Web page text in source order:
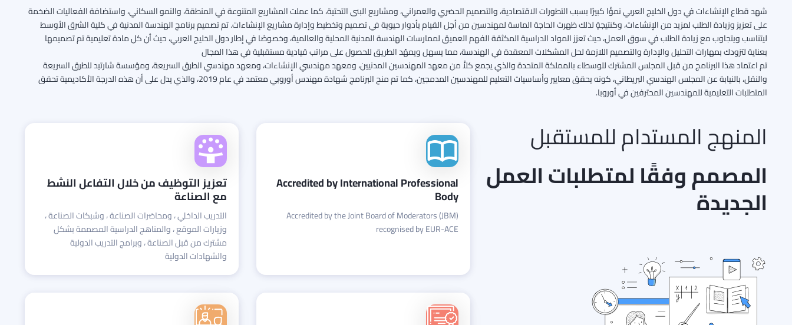
شهد قطاع الإنشاءات في دول الخليج العربي نموًّا كبيرًا بسبب التطورات الاقتصادية، والتصميم الحضري والعمراني، ومشاريع البنى التحتية، كما عملت المشاريع المتنوعة في المنطقة، والنمو السكاني، واستضافة الفعاليات الضخمة
على تعزيز وزيادة الطلب لمزيد من الإنشاءات، وكنتيجةٍ لذلك ظهرت الحاجة الماسة لمهندسين من أجل القيام بأدوار حيوية في تصميم وتخطيط وإدارة مشاريع الإنشاءات. تم تصميم برنامج الهندسة المدنية في كلية الشرق الأوسط
ليتناسب ويتجاوب مع زيادة الطلب في سوق العمل، حيث تعزز المواد الدراسية المكثقة الفهم العميق لممارسات الهندسة المدنية المحلية والعالمية، وخصوصًا في إطار دول الخليج العربي، حيث أن كل مادة تعليمية تم تصميمها
بعناية لتزودك بمهارات التحليل والإدارة والتصميم اللازمة لحل المشكلات المعقدة في الهندسة، مما يسهل ويمهّد الطريق للحصول على مراتب قيادية مستقبلية في هذا المجال
تم اعتماد هذا البرنامج من قبل المجلس المشترك للوسطاء بالمملكة المتحدة والذي يجمع كلاًّ من معهد المهندسين المدنيين، ومعهد مهندسي الإنشاءات، ومعهد مهندسي الطرق السريعة، ومؤسسة شارتيد للطرق السريعة
والنقل، بالنيابة عن المجلس الهندسي البريطاني، كونه يحقق معايير وأساسيات التعليم للمهندسين المدمجين، كما تم منح البرنامج شهادة مهندس أوروبي معتمد في عام 2019، والذي يدل على أن هذه الدرجة الأكاديمية تحقق
المتطلبات التعليمية للمهندسين المحترفين في أوروبا.
المنهج المستدام للمستقبل
المصمم وفقًا لمتطلبات العمل
الجديدة Accredited by International Professional
Body
Accredited by the Joint Board of Moderators (JBM)
recognised by EUR-ACE
تعزيز التوظيف من خلال التفاعل النشط
مع الصناعة
التدريب الداخلي ، ومحاضرات الصناعة ، وشبكات الصناعة ،
وزيارات الموقع ، والمناهج الدراسية المصممة بشكل
مشترك من قبل الصناعة ، وبرامج التدريب الدولية
والشهادات الدولية